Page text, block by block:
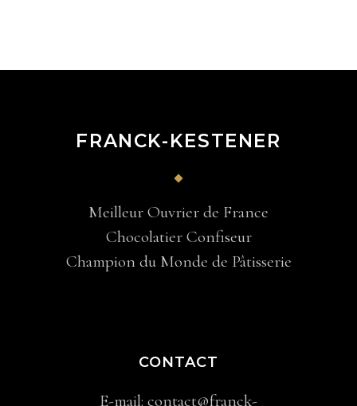
FRANCK-KESTENER
Meilleur Ouvrier de France
Chocolatier Confiseur
Champion du Monde de Pâtisserie
CONTACT
E-mail: contact@franck-